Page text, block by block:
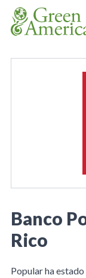
Skip to content
Banco
Rico
Popular ha